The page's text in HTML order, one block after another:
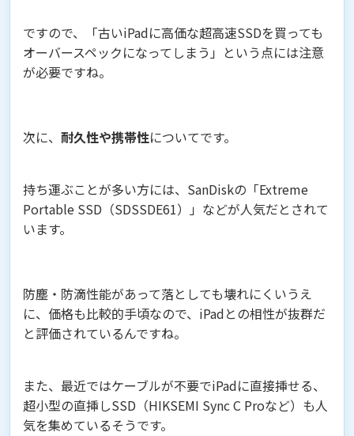
ですので、「古いiPadに高価な超高速SSDを買っても
オーバースペックになってしまう」という点には注意
が必要ですね。
次に、 耐久性や携帯性についてです。
持ち運ぶことが多い方には、SanDiskの「Extreme
Portable SSD（SDSSDE61）」などが人気だとされて
います。
防塵・防滴性能があって落としても壊れにくいうえ
に、価格も比較的手頃なので、iPadとの相性が抜群だ
と評価されているんですね。
また、最近ではケーブルが不要でiPadに直接挿せる、
超小型の直挿しSSD（HIKSEMI Sync C Proなど）も人
気を集めているそうです。